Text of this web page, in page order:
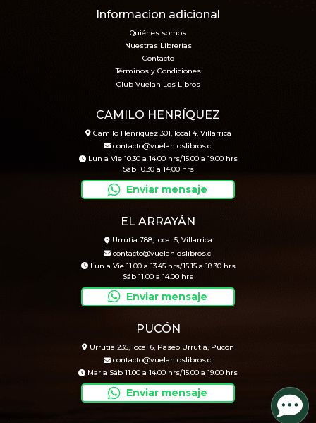
Informacion adicional
Quiénes somos
Nuestras Librerías
Contacto
Términos y Condiciones
Club Vuelan Los Libros
CAMILO HENRÍQUEZ
Camilo Henríquez 301, local 4, Villarrica
contacto@vuelanloslibros.cl
Lun a Vie 10.30 a 14.00 hrs/15.00 a 19.00 hrs
Sáb 10.30 a 14.00 hrs
Enviar mensaje
EL ARRAYÁN
Urrutia 788, local 5, Villarrica
contacto@vuelanloslibros.cl
Lun a Vie 11.00 a 13.45 hrs/15.15 a 18.30 hrs
Sáb 11.00 a 14.00 hrs
Enviar mensaje
PUCÓN
Urrutia 235, local 6, Paseo Urrutia, Pucón
contacto@vuelanloslibros.cl
Mar a Sáb 11.00 a 14.00 hrs/15.00 a 19.00 hrs
Enviar mensaje